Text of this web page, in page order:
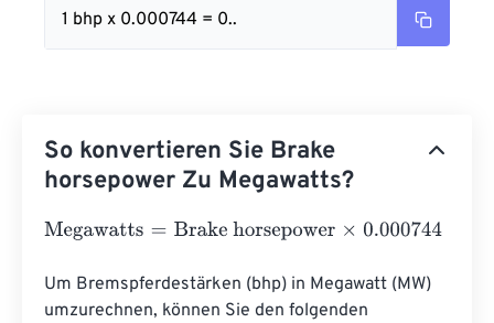
1 bhp x 0.000744 = 0..
So konvertieren Sie Brake
horsepower Zu Megawatts?
Megawatts=Brake horsepower×0.000744
Um Bremspferdestärken (bhp) in Megawatt (MW)
umzurechnen, können Sie den folgenden